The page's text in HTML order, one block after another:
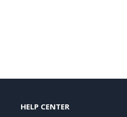
HELP CENTER